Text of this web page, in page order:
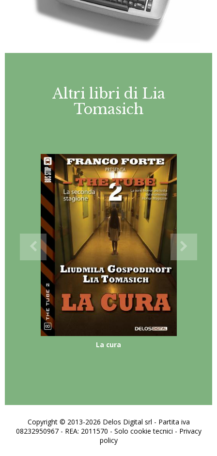
Altri libri di Lia
Tomasich
La cura
Copyright © 2013-2026 Delos Digital srl - Partita iva
08232950967 - REA: 2011570 - Solo cookie tecnici - Privacy
policy